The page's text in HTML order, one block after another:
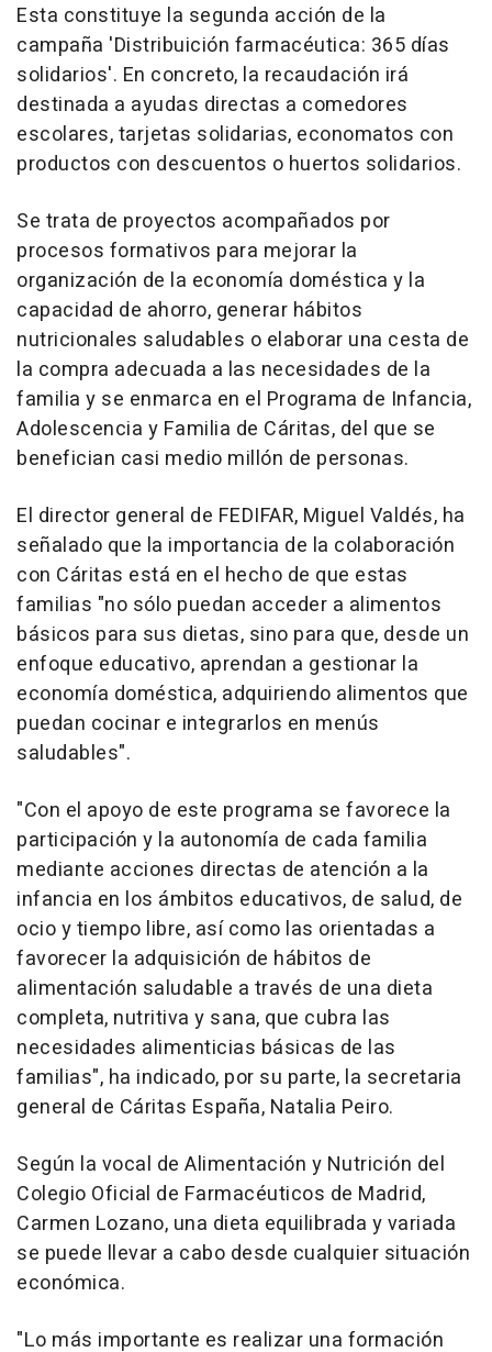
Esta constituye la segunda acción de la
campaña 'Distribuición farmacéutica: 365 días
solidarios'. En concreto, la recaudación irá
destinada a ayudas directas a comedores
escolares, tarjetas solidarias, economatos con
productos con descuentos o huertos solidarios.
Se trata de proyectos acompañados por
procesos formativos para mejorar la
organización de la economía doméstica y la
capacidad de ahorro, generar hábitos
nutricionales saludables o elaborar una cesta de
la compra adecuada a las necesidades de la
familia y se enmarca en el Programa de Infancia,
Adolescencia y Familia de Cáritas, del que se
benefician casi medio millón de personas.
El director general de FEDIFAR, Miguel Valdés, ha
señalado que la importancia de la colaboración
con Cáritas está en el hecho de que estas
familias "no sólo puedan acceder a alimentos
básicos para sus dietas, sino para que, desde un
enfoque educativo, aprendan a gestionar la
economía doméstica, adquiriendo alimentos que
puedan cocinar e integrarlos en menús
saludables".
"Con el apoyo de este programa se favorece la
participación y la autonomía de cada familia
mediante acciones directas de atención a la
infancia en los ámbitos educativos, de salud, de
ocio y tiempo libre, así como las orientadas a
favorecer la adquisición de hábitos de
alimentación saludable a través de una dieta
completa, nutritiva y sana, que cubra las
necesidades alimenticias básicas de las
familias", ha indicado, por su parte, la secretaria
general de Cáritas España, Natalia Peiro.
Según la vocal de Alimentación y Nutrición del
Colegio Oficial de Farmacéuticos de Madrid,
Carmen Lozano, una dieta equilibrada y variada
se puede llevar a cabo desde cualquier situación
económica.
"Lo más importante es realizar una formación